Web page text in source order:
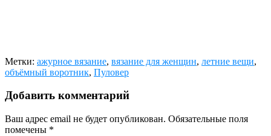
Метки: ажурное вязание, вязание для женщин, летние вещи,
объёмный воротник, Пуловер
Добавить комментарий
Ваш адрес email не будет опубликован. Обязательные поля
помечены *